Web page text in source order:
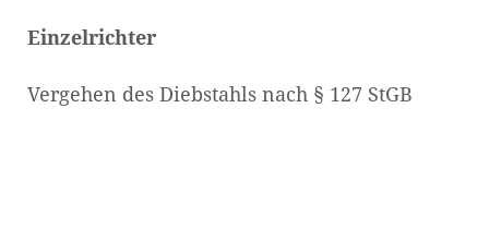
Einzelrichter
Vergehen des Diebstahls nach § 127 StGB